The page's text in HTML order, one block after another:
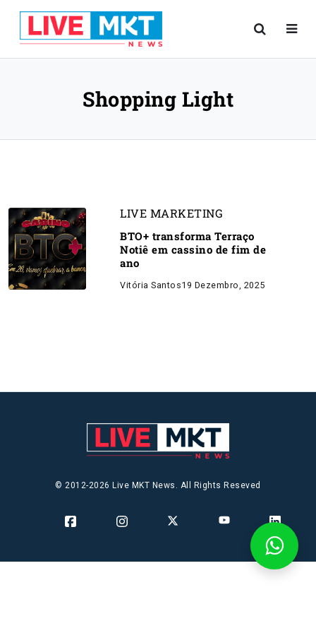
Shopping Light
LIVE MARKETING
BTO+ transforma Terraço
Notiê em cassino de fim de
ano
Vitória Santos19 Dezembro, 2025
© 2012-2026 Live MKT News. All Rights Reseved